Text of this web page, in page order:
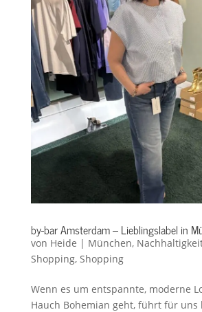
by-bar Amsterdam – Lieblingslabel in
von Heide | München,
Shopping, Shopping
Wenn es um entspannte, moderne
Hauch Bohemian geht, führt für uns